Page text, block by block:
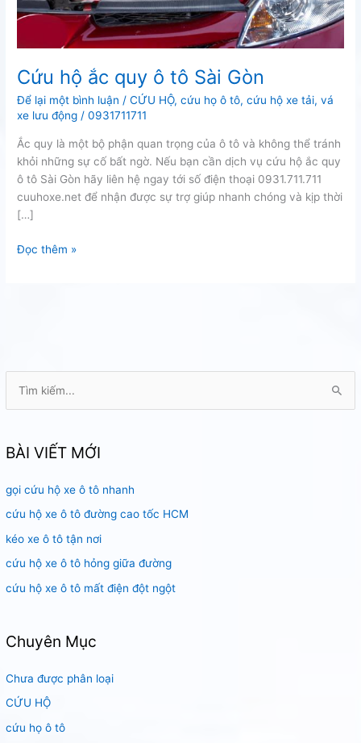
k
ế
m
:
BÀI VIẾT MỚI
gọi cứu hộ xe ô tô nhanh
cứu hộ xe ô tô đường cao tốc HCM
kéo xe ô tô tận nơi
cứu hộ xe ô tô hỏng giữa đường
cứu hộ xe ô tô mất điện đột ngột
Chuyên Mục
Chưa được phân loại
CỨU HỘ
cứu họ ô tô
Cứu hộ ắc quy ô tô Sài Gòn
Để lại một bình luận /CỨU HỘ,cứu họ ô tô,cứu hộ xe tải,vá
xe lưu động /0931711711
Ắc quy là một bộ phận quan trọng của ô tô và không thể tránh
khỏi những sự cố bất ngờ. Nếu bạn cần dịch vụ cứu hộ ắc quy
ô tô Sài Gòn hãy liên hệ ngay tới số điện thoại 0931.711.711
cuuhoxe.net để nhận được sự trợ giúp nhanh chóng và kịp thời
[…]
Cứu
Gòn
Đọc thêm »